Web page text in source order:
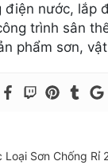
điện nước, lắp
trình sân
phẩm sơn,
Loại Sơn Chống Rỉ